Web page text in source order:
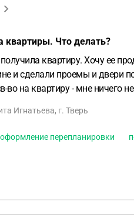
квартиры. Что делать?
квартиру. Хочу ее
и сделали проемы и двери
во на квартиру - мне
Игнатьева, г. Тверь
оформление перепланировки